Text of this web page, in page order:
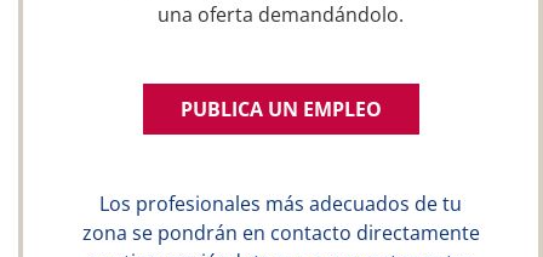
una oferta demandándolo.
PUBLICA UN EMPLEO
Los profesionales más adecuados de tu
zona se pondrán en contacto directamente